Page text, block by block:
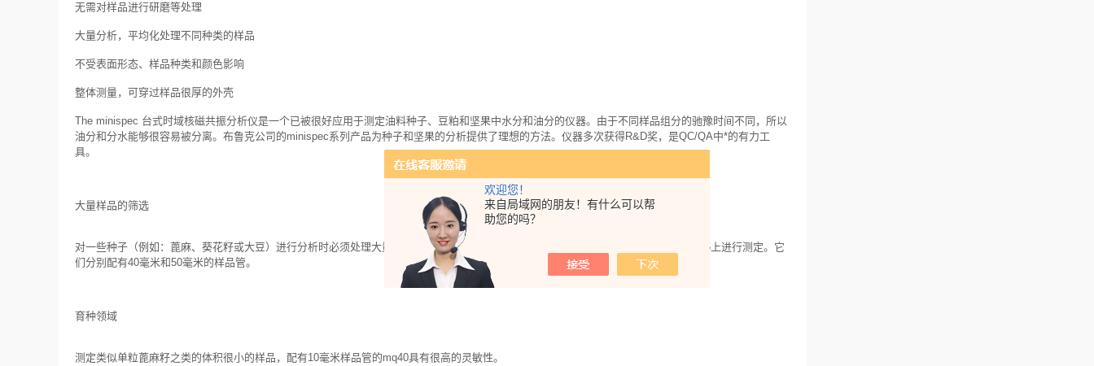
欢迎您！
来自局域网的朋友！有什么可以帮
助您的吗？
无需对样品进行研磨等处理
大量分析，平均化处理不同种类的样品
不受表面形态、样品种类和颜色影响
整体测量，可穿过样品很厚的外壳
The minispec 台式时域核磁共振分析仪是一个已被很好应用于测定油料种子、豆粕和坚果中水分和油分的仪器。由于不同样品组分的驰豫时间不同，所以
油分和分水能够很容易被分离。布鲁克公司的minispec系列产品为种子和坚果的分析提供了理想的方法。仪器多次获得R&D奖，是QC/QA中*的有力工
具。
大量样品的筛选
对一些种子（例如：蓖麻、葵花籽或大豆）进行分析时必须处理大量样品才具有代表性。大颗粒的样品可以在mq-one种子分析仪或mq7.5上进行测定。它
们分别配有40毫米和50毫米的样品管。
育种领域
测定类似单粒蓖麻籽之类的体积很小的样品，配有10毫米样品管的mq40具有很高的灵敏性。